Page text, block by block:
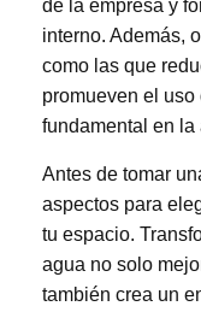
de la empresa y
interno. Además,
como las que
promueven el uso
fundamental en la
Antes de tomar
aspectos para
tu espacio.
agua no solo
también crea un